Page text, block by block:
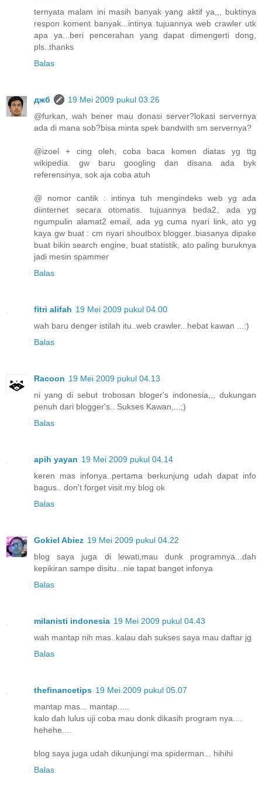
ternyata malam ini masih banyak yang aktif ya,,, buktinya
respon koment banyak...intinya tujuannya web crawler utk
apa ya...beri pencerahan yang dapat dimengerti dong,
pls..thanks
Balas
джб
19 Mei 2009 pukul 03.26
@furkan, wah bener mau donasi server?lokasi servernya
ada di mana sob?bisa minta spek bandwith sm servernya?
@izoel + cing oleh, coba baca komen diatas yg ttg
wikipedia. gw baru googling dan disana ada byk
referensinya, sok aja coba atuh
@ nomor cantik : intinya tuh mengindeks web yg ada
diinternet secara otomatis. tujuannya beda2, ada yg
ngumpulin alamat2 email, ada yg cuma nyari link, ato yg
kaya gw buat : cm nyari shoutbox blogger..biasanya dipake
buat bikin search engine, buat statistik, ato paling buruknya
jadi mesin spammer
Balas
fitri alifah 19 Mei 2009 pukul 04.00
wah baru denger istilah itu..web crawler...hebat kawan ...:)
Balas
Racoon 19 Mei 2009 pukul 04.13
ni yang di sebut trobosan bloger's indonesia,,, dukungan
penuh dari blogger's.. Sukses Kawan,...;)
Balas
apih yayan 19 Mei 2009 pukul 04.14
keren mas infonya..pertama berkunjung udah dapat info
bagus.. don't forget visit my blog ok
Balas
Gokiel Abiez 19 Mei 2009 pukul 04.22
blog saya juga di lewati,mau dunk programnya...dah
kepikiran sampe disitu...nie tapat banget infonya
Balas
milanisti indonesia 19 Mei 2009 pukul 04.43
wah mantap nih mas..kalau dah sukses saya mau daftar jg
Balas
thefinancetips 19 Mei 2009 pukul 05.07
mantap mas... mantap.....
kalo dah lulus uji coba mau donk dikasih program nya....
hehehe....
blog saya juga udah dikunjungi ma spiderman... hihihi
Balas